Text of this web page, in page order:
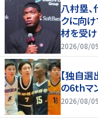
八村塁、
クに向
材を受
2026/08/
【独自
の6thマ
2026/08/